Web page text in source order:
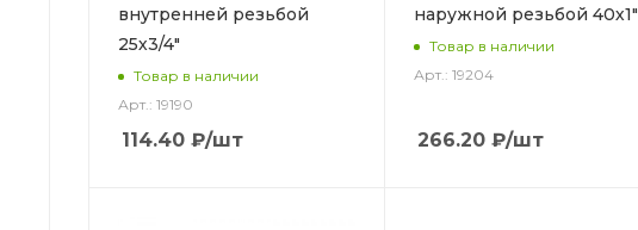
внутренней резьбой
25х3/4"
Товар в наличии
Арт.: 19190
114.40 ₽/шт
наружной резьбой 40х1"
Товар в наличии
Арт.: 19204
266.20 ₽/шт